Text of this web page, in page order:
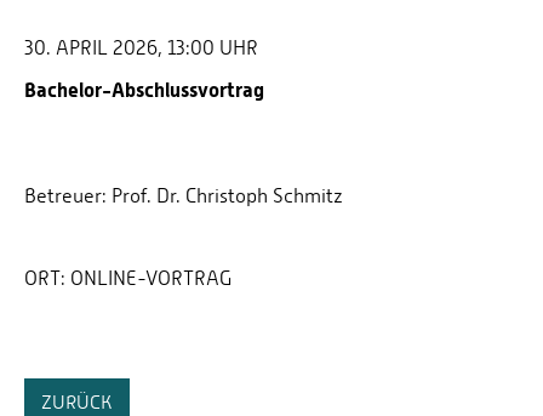
30. APRIL 2026, 13:00 UHR
Bachelor-Abschlussvortrag
Betreuer: Prof. Dr. Christoph Schmitz
ORT: ONLINE-VORTRAG
ZURÜCK